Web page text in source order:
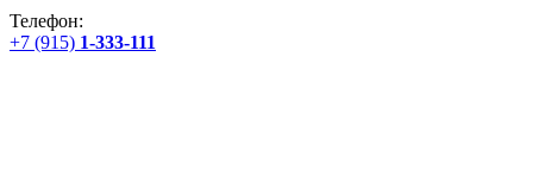
Телефон:
+7 (915) 1-333-111